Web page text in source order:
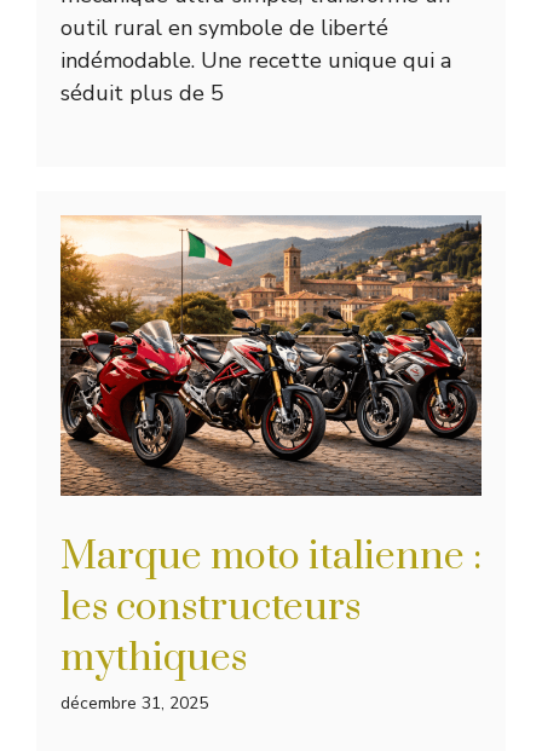
outil rural en symbole de liberté
indémodable. Une recette unique qui a
séduit plus de 5
Marque moto italienne :
les constructeurs
mythiques
décembre 31, 2025